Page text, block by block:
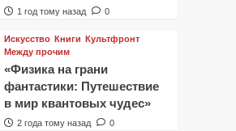
1 год тому назад 0
Искусство Книги Культфронт
Между прочим
«Физика на грани
фантастики: Путешествие
в мир квантовых чудес»
2 года тому назад 0